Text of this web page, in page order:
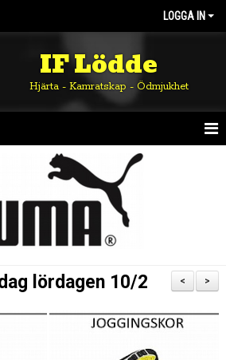
LOGGA IN
IF Lödde
Hjärta - Kamratskap - Ödmjukhet
>
<
lördagen 10/2